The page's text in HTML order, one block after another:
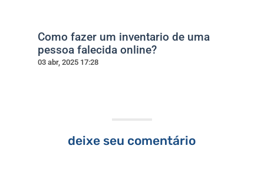
Como fazer um inventario de uma
pessoa falecida online?
03 abr, 2025 17:28
deixe seu comentário